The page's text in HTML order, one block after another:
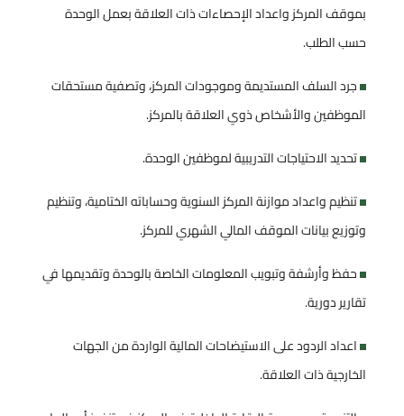
بموقف المركز واعداد الإحصاءات ذات العلاقة بعمل الوحدة
حسب الطلب.
جرد السلف المستديمة وموجودات المركز، وتصفية مستحقات
الموظفين والأشخاص ذوي العلاقة بالمركز.
تحديد الاحتياجات التدريبية لموظفين الوحدة.
تنظيم واعداد موازنة المركز السنوية وحساباته الختامية، وتنظيم
وتوزيع بيانات الموقف المالي الشهري للمركز.
حفظ وأرشفة وتبويب المعلومات الخاصة بالوحدة وتقديمها في
تقارير دورية.
اعداد الردود على الاستيضاحات المالية الواردة من الجهات
الخارجية ذات العلاقة.